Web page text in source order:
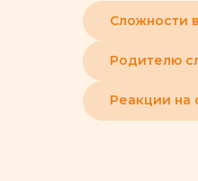
Сложности
Родителю
Реакции на